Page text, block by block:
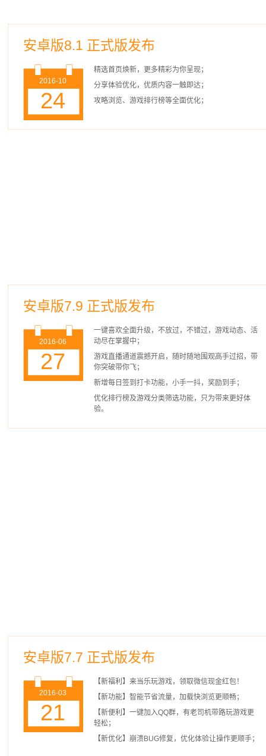
安卓版8.1 正式版发布
2016-10
24
精选首页焕新，更多精彩为你呈现；
分享体验优化，优质内容一触即达；
攻略浏览、游戏排行榜等全面优化；
安卓版7.9 正式版发布
2016-06
27
一键喜欢全面升级，不放过，不错过，游戏动态、活
动尽在掌握中；
游戏直播通道震撼开启，随时随地围观高手过招，带
你突破带你飞；
新增每日签到打卡功能，小手一抖，奖励到手；
优化排行榜及游戏分类筛选功能，只为带来更好体
验。
安卓版7.7 正式版发布
2016-03
21
【新福利】来当乐玩游戏，领取微信现金红包！
【新功能】智能节省流量，加载快浏览更顺畅；
【新便利】一键加入QQ群，有老司机带路玩游戏更
轻松；
【新优化】崩溃BUG修复，优化体验让操作更顺手；